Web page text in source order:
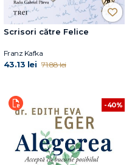
Scrisori către Felice
Franz Kafka
43.13 lei 71.88 lei
-40%